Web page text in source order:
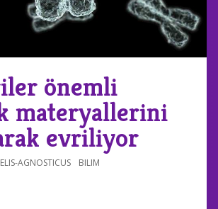
önemli
materyallerini
evriliyor
AGNOSTICUS BILIM